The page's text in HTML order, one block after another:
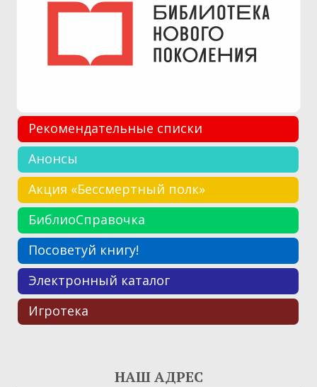
Рекомендательные списки
Анонсы
Акция «Бессмертный полк»
БиблиоСправочка
Посоветуй книгу!
Электронный каталог
Игротека
НАШ АДРЕС